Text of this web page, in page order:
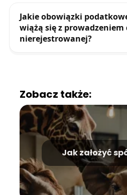
Jakie obowiązki
wiążą się z prowadzeniem
nierejestrowanej?
Zobacz także:
Jak założyć